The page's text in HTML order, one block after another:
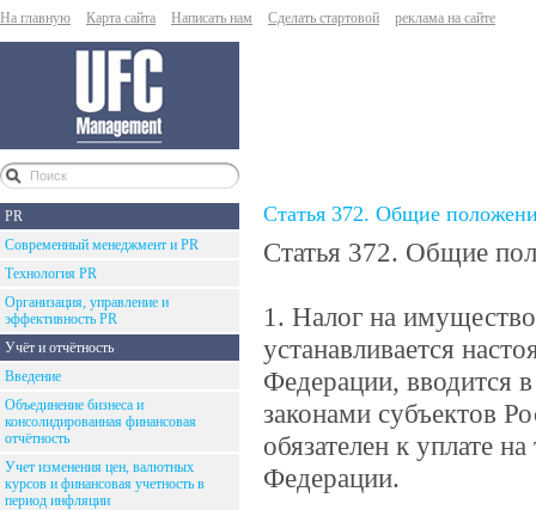
На главную Карта сайта Написать нам Сделать стартовой реклама на сайте
PR
Современный менеджмент и PR
Технология PR
Организация, управление и
эффективность PR
Учёт и отчётность
Введение
Объединение бизнеса и
консолидированная финансовая
отчётность
Учет изменения цен, валютных
курсов и финансовая учетность в
период инфляции
Статья 372. Общие
Статья 372. Общие
1. Налог на
устанавливается
Федерации, вводится
законами субъектов
обязателен к уплате
Федерации.